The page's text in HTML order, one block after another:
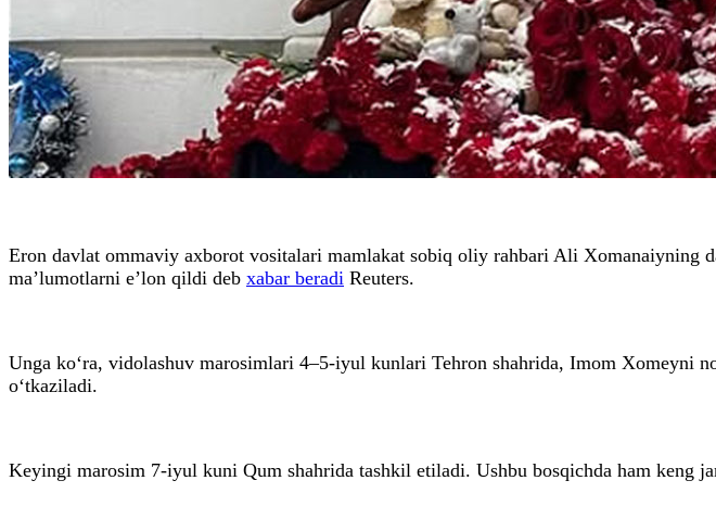
Eron davlat ommaviy axborot vositalari mamlakat sobiq oliy rahbari Ali Xomanaiyning
ma’lumotlarni e’lon qildi deb xabar beradi Reuters.
Unga ko‘ra, vidolashuv marosimlari 4–5-iyul kunlari Tehron shahrida, Imom Xomeyni
o‘tkaziladi.
Keyingi marosim 7-iyul kuni Qum shahrida tashkil etiladi. Ushbu bosqichda ham